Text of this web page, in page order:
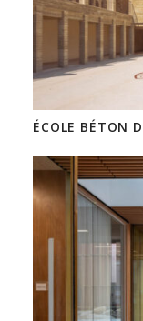
ÉCOLE BÉTON